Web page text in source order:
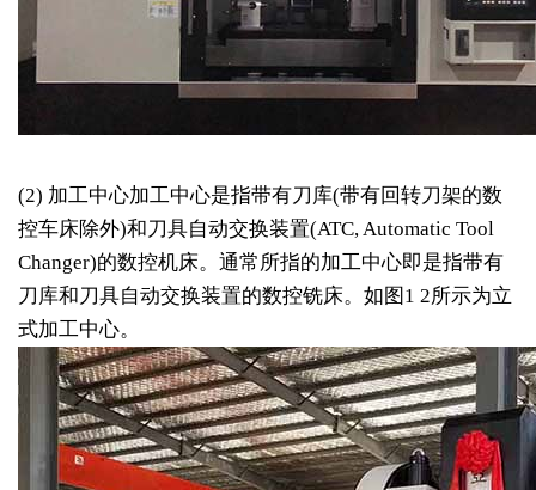
(2) 加工中心加工中心是指带有刀库(带有回转刀架的数
控车床除外)和刀具自动交换装置(ATC, Automatic Tool
Changer)的数控机床。通常所指的加工中心即是指带有
刀库和刀具自动交换装置的数控铣床。如图1 2所示为立
式加工中心。